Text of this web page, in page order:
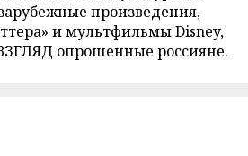
произведения,
и мультфильмы Disney,
опрошенные россияне.